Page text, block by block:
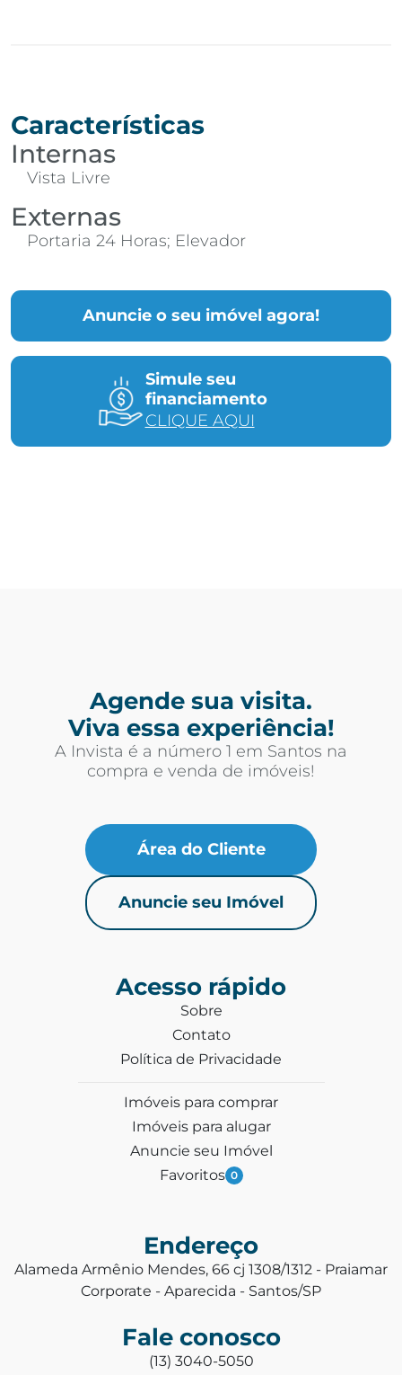
Anuncie o seu imóvel agora!
Simule seu
financiamento
CLIQUE AQUI
Características
Internas
Vista Livre
Externas
Portaria 24 Horas; Elevador
Agende sua visita.
Viva essa experiência!
A Invista é a número 1 em Santos na
compra e venda de imóveis!
Área do Cliente
Anuncie seu Imóvel
Acesso rápido
Sobre
Contato
Política de Privacidade
Imóveis para comprar
Imóveis para alugar
Anuncie seu Imóvel
Favoritos 0
Endereço
Alameda Armênio Mendes, 66 cj 1308/1312 - Praiamar
Corporate - Aparecida - Santos/SP
Fale conosco
(13) 3040-5050